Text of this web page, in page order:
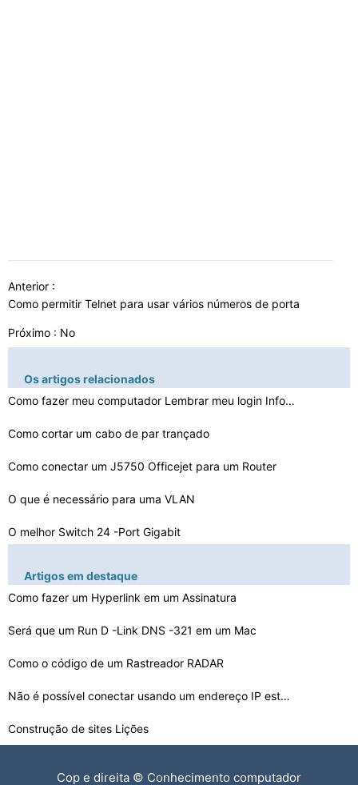
Anterior :
Como permitir Telnet para usar vários números de porta
Próximo : No
Os artigos relacionados
Como fazer meu computador Lembrar meu login Informaçã…
Como cortar um cabo de par trançado
Como conectar um J5750 Officejet para um Router
O que é necessário para uma VLAN
O melhor Switch 24 -Port Gigabit
Como obter NAT em ​​um Speedtouch ST- 780WLT
Definição de ISATAP
A mudança de um roteador para VLAN
Artigos em destaque
Como fazer um Hyperlink em um Assinatura
Será que um Run D -Link DNS -321 em um Mac
Como o código de um Rastreador RADAR
Não é possível conectar usando um endereço IP está…
Construção de sites Lições
Cop e direita © Conhecimento computador